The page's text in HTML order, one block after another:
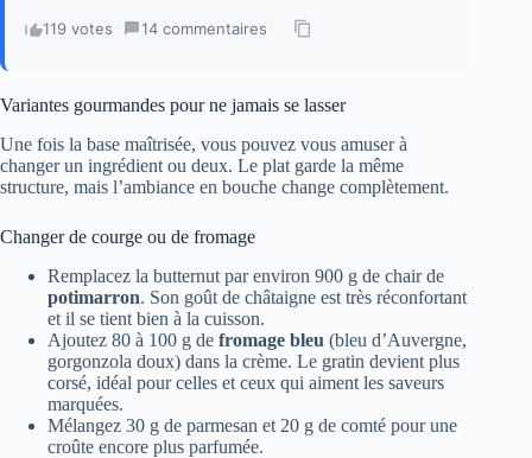
119 votes · 14 commentaires ·
Variantes gourmandes pour ne jamais se lasser
Une fois la base maîtrisée, vous pouvez vous amuser à
changer un ingrédient ou deux. Le plat garde la même
structure, mais l’ambiance en bouche change complètement.
Changer de courge ou de fromage
Remplacez la butternut par environ 900 g de chair de
potimarron. Son goût de châtaigne est très réconfortant
et il se tient bien à la cuisson.
Ajoutez 80 à 100 g de fromage bleu (bleu d’Auvergne,
gorgonzola doux) dans la crème. Le gratin devient plus
corsé, idéal pour celles et ceux qui aiment les saveurs
marquées.
Mélangez 30 g de parmesan et 20 g de comté pour une
croûte encore plus parfumée.